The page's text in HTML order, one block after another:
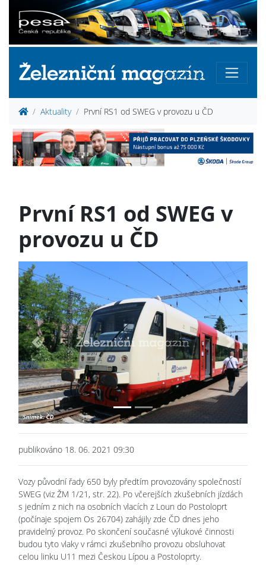
Aktuality První RS1 od SWEG v provozu u ČD
První RS1 od SWEG v
provozu u ČD
Previous Next
publikováno 18. 06. 2021 09:30
Vozy původní řady 650 byly předtím provozovány společností
SWEG (viz ŽM 1/21, str. 22). Po včerejších zkušebních jízdách
s jedním z nich na osobních vlacích z Loun do Postoloprt
(počínaje spojem Os 26704) zahájily zde ČD dnes jeho
pravidelný provoz. Po skončení současné výlukové činnosti
budou tyto vlaky v rámci zkušebního provozu obsluhovat
celou linku U11 mezi Českou Lípou a Postoloprty.